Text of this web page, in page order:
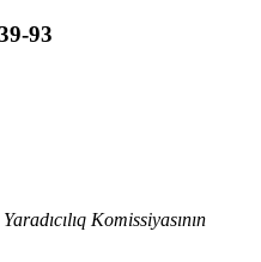
93
Komissiyasının